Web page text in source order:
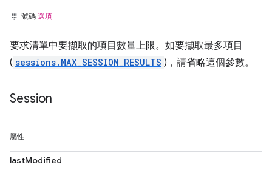
號碼 選填
要求清單中要擷取的項目數量上限。如要擷取最多項目
( sessions.MAX_SESSION_RESULTS )，請省略這個參數。
Session
屬性
lastModified